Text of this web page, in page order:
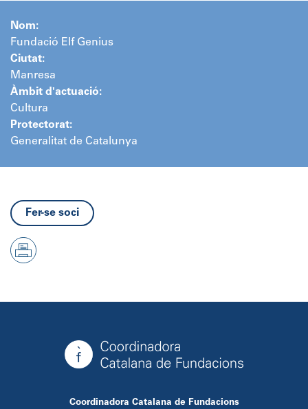
Nom:
Fundació Elf Genius
Ciutat:
Manresa
Àmbit d'actuació:
Cultura
Protectorat:
Generalitat de Catalunya
Fer-se soci
Coordinadora Catalana de Fundacions